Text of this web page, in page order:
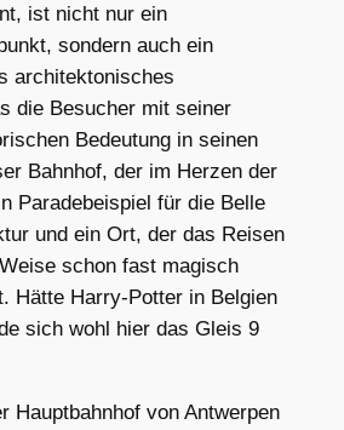
ist nicht nur ein
sondern auch ein
architektonisches
die Besucher mit seiner
Bedeutung in seinen
Bahnhof, der im Herzen der
Paradebeispiel für die Belle
und ein Ort, der das Reisen
schon fast magisch
Hätte Harry-Potter in Belgien
sich wohl hier das Gleis 9
Hauptbahnhof von Antwerpen